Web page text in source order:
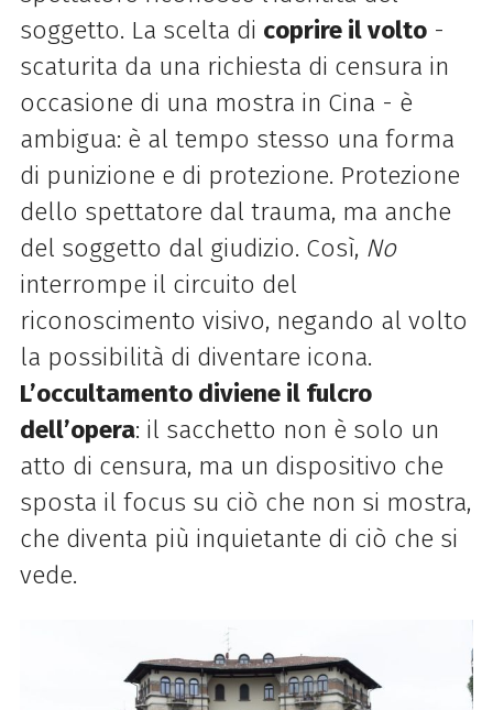
soggetto. La scelta di coprire il volto-
scaturita da una richiesta di censura in
occasione di una mostra in Cina - è
ambigua: è al tempo stesso una forma
di punizione e di protezione. Protezione
dello spettatore dal trauma, ma anche
del soggetto dal giudizio. Così, No
interrompe il circuito del
riconoscimento visivo, negando al volto
la possibilità di diventare icona.
L’occultamento diviene il fulcro
dell’opera: il sacchetto non è solo un
atto di censura, ma un dispositivo che
sposta il focus su ciò che non si mostra,
che diventa più inquietante di ciò che si
vede.